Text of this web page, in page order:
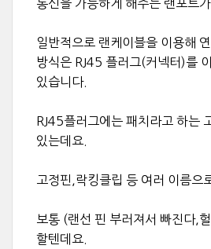
통신을 가능하게 해주는 랜포트가
일반적으로 랜케이블을 이용해
방식은 RJ45 플러그(커넥터)를
있습니다.
RJ45플러그에는 패치라고 하는
있는데요.
고정핀,락킹클립 등 여러 이름으
보통 (랜선 핀 부러져서 빠진다,
할텐데요.